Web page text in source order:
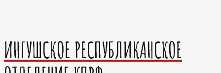
ИНГУШСКОЕ РЕСПУБЛИКАНСКОЕ